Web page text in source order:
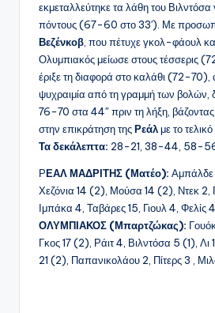
εκμεταλλεύτηκε τα λάθη του Βιλντόσα
πόντους (67-60 στο 33′). Με
Βεζένκοβ , που πέτυχε γκολ-φάουλ
Ολυμπιακός μείωσε στους τέσσερις
έριξε τη διαφορά στο καλάθι (72-70),
ψυχραιμία από τη γραμμή των βολών,
76-70 στα 44″ πριν τη λήξη,
στην επικράτηση τηςΡεάλμε το
Τα δεκάλεπτα: 28-21, 38-44, 58-
ΡΕΑΛ ΜΑΔΡΙΤΗΣ (Ματέο): Αμπάλδε
Χεζόνια 14 (2), Μούσα 14 (2), Ντεκ 2,
Ιμπάκα 4, Ταβάρες 15, Γιουλ 4, Φελίς 4.
ΟΛΥΜΠΙΑΚΟΣ (Μπαρτζώκας):
Γκος 17 (2), Ράιτ 4, Βιλντόσα 5 (1), Λι
21 (2), Παπανικολάου 2, Πίτερς 3 ,